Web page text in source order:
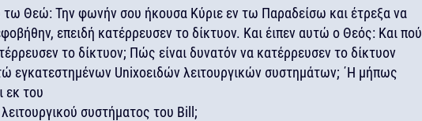
τω Θεώ: Την φωνήν σου ήκουσα Κύριε εν τω Παραδείσω και έτρεξα να
επειδή κατέρρευσεν το δίκτυον. Και έιπεν αυτώ ο Θεός: Και πού
το δίκτυον; Πώς είναι δυνατόν να κατέρρευσεν το δίκτυον
εγκατεστημένων Unixοειδών λειτουργικών συστημάτων; ΄Η μήπως
εκ του
συστήματος του Bill;